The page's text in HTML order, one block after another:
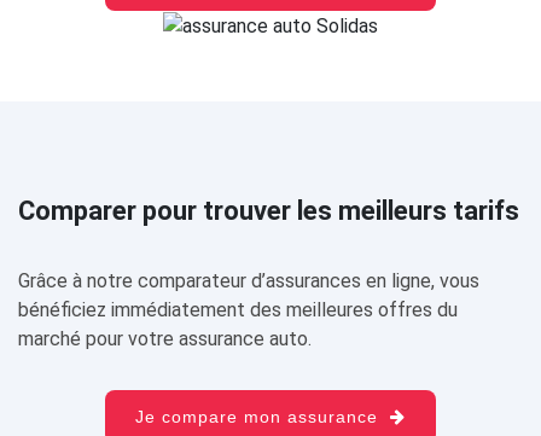
Comparer pour trouver les meilleurs tarifs
Grâce à notre comparateur d’assurances en ligne, vous
bénéficiez immédiatement des meilleures offres du
marché pour votre assurance auto.
Je compare mon assurance